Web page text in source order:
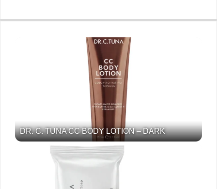
DR. C. TUNA CC BODY LOTION – DARK